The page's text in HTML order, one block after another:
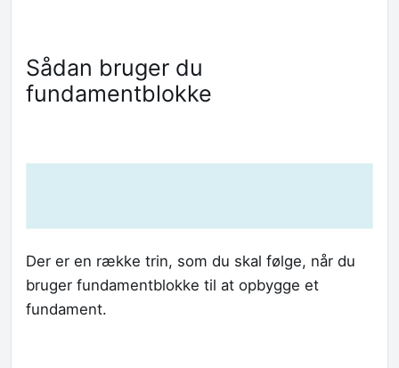
Sådan bruger du
fundamentblokke
Der er en række trin, som du skal følge, når du
bruger fundamentblokke til at opbygge et
fundament.